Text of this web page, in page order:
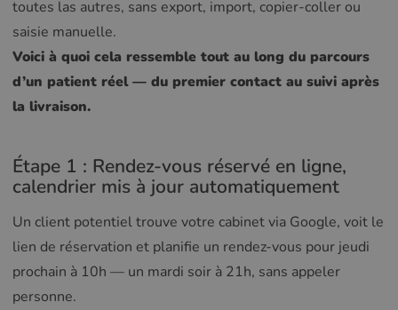
toutes las autres, sans export, import, copier-coller ou
saisie manuelle.
Voici à quoi cela ressemble tout au long du parcours
d’un patient réel — du premier contact au suivi après
la livraison.
Étape 1 : Rendez-vous réservé en ligne,
calendrier mis à jour automatiquement
Un client potentiel trouve votre cabinet via Google, voit le
lien de réservation et planifie un rendez-vous pour jeudi
prochain à 10h — un mardi soir à 21h, sans appeler
personne.
RUSSIAN